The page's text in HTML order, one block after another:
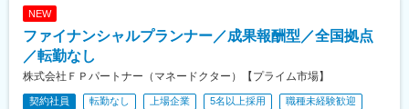
駅、徳島駅、阿南駅、片原町駅(香川県)、松山市駅、丸亀駅、はり
まや橋駅、博多駅、小倉駅(福岡県)、東比恵駅、通谷駅、西鉄久留
米駅、佐賀駅、平和公園駅、佐世保中央駅、水道町駅、大分駅、
ンター前駅、函館駅、弘前駅、青葉通一番町駅、愛宕橋駅、長井
NEW
ファイナンシャルプランナー／成果報酬型／全国拠点
／転勤なし
株式会社ＦＰパートナー（マネードクター）【プライム市場】
契約社員 転勤なし 上場企業 5名以上採用 職種未経験歓迎